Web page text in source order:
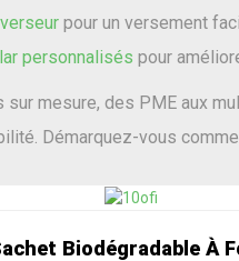
pour un versement
personnalisés pour
mesure, des PME aux
Démarquez-vous
Biodégradable À